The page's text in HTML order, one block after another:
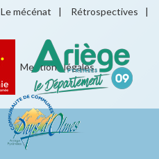
Le mécénat | Rétrospectives |
Mentions légales